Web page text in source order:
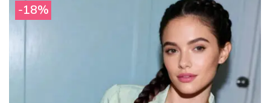
19.56 лв.
through
40.00 €
/
-18%